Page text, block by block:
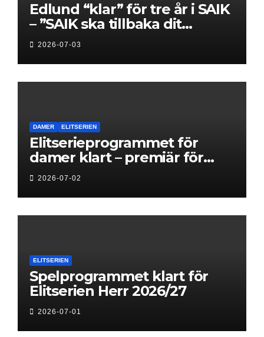
Edlund “klar” för tre år i SAIK
– ”SAIK ska tillbaka dit
klubben hör hemma”
2026-07-03
DAMER ELITSERIEN
Elitserieprogrammet för
damer klart – premiär för
Next Level
2026-07-02
ELITSERIEN
Spelprogrammet klart för
Elitserien Herr 2026/27
2026-07-01